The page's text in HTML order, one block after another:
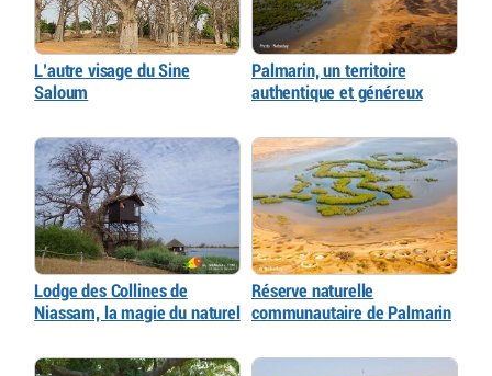
L’autre visage du Sine
Saloum
Palmarin, un territoire
authentique et généreux
Lodge des Collines de
Niassam, la magie du naturel
Réserve naturelle
communautaire de Palmarin